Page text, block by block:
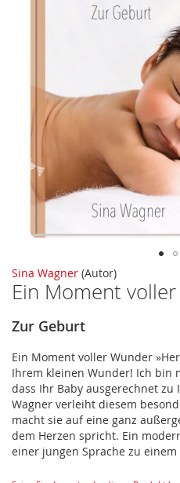
Sina Wagner (Autor)
Ein Moment
Zur Geburt
Ein Moment voller Wunder
Ihrem kleinen Wunder! Ich bin
dass Ihr Baby ausgerechnet zu
Wagner verleiht diesem
macht sie auf eine ganz
dem Herzen spricht. Ein
einer jungen Sprache zu
Zum
Anfang
der
Bildergalerie
springen